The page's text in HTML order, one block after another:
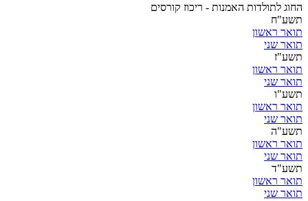
החוג לתולדות האמנות - ריכוז קורסים
תשע"ח
תואר ראשון
תואר שני
תשע"ז
תואר ראשון
תואר שני
תשע"ו
תואר ראשון
תואר שני
תשע"ה
תואר ראשון
תואר שני
תשע"ד
תואר ראשון
תואר שני